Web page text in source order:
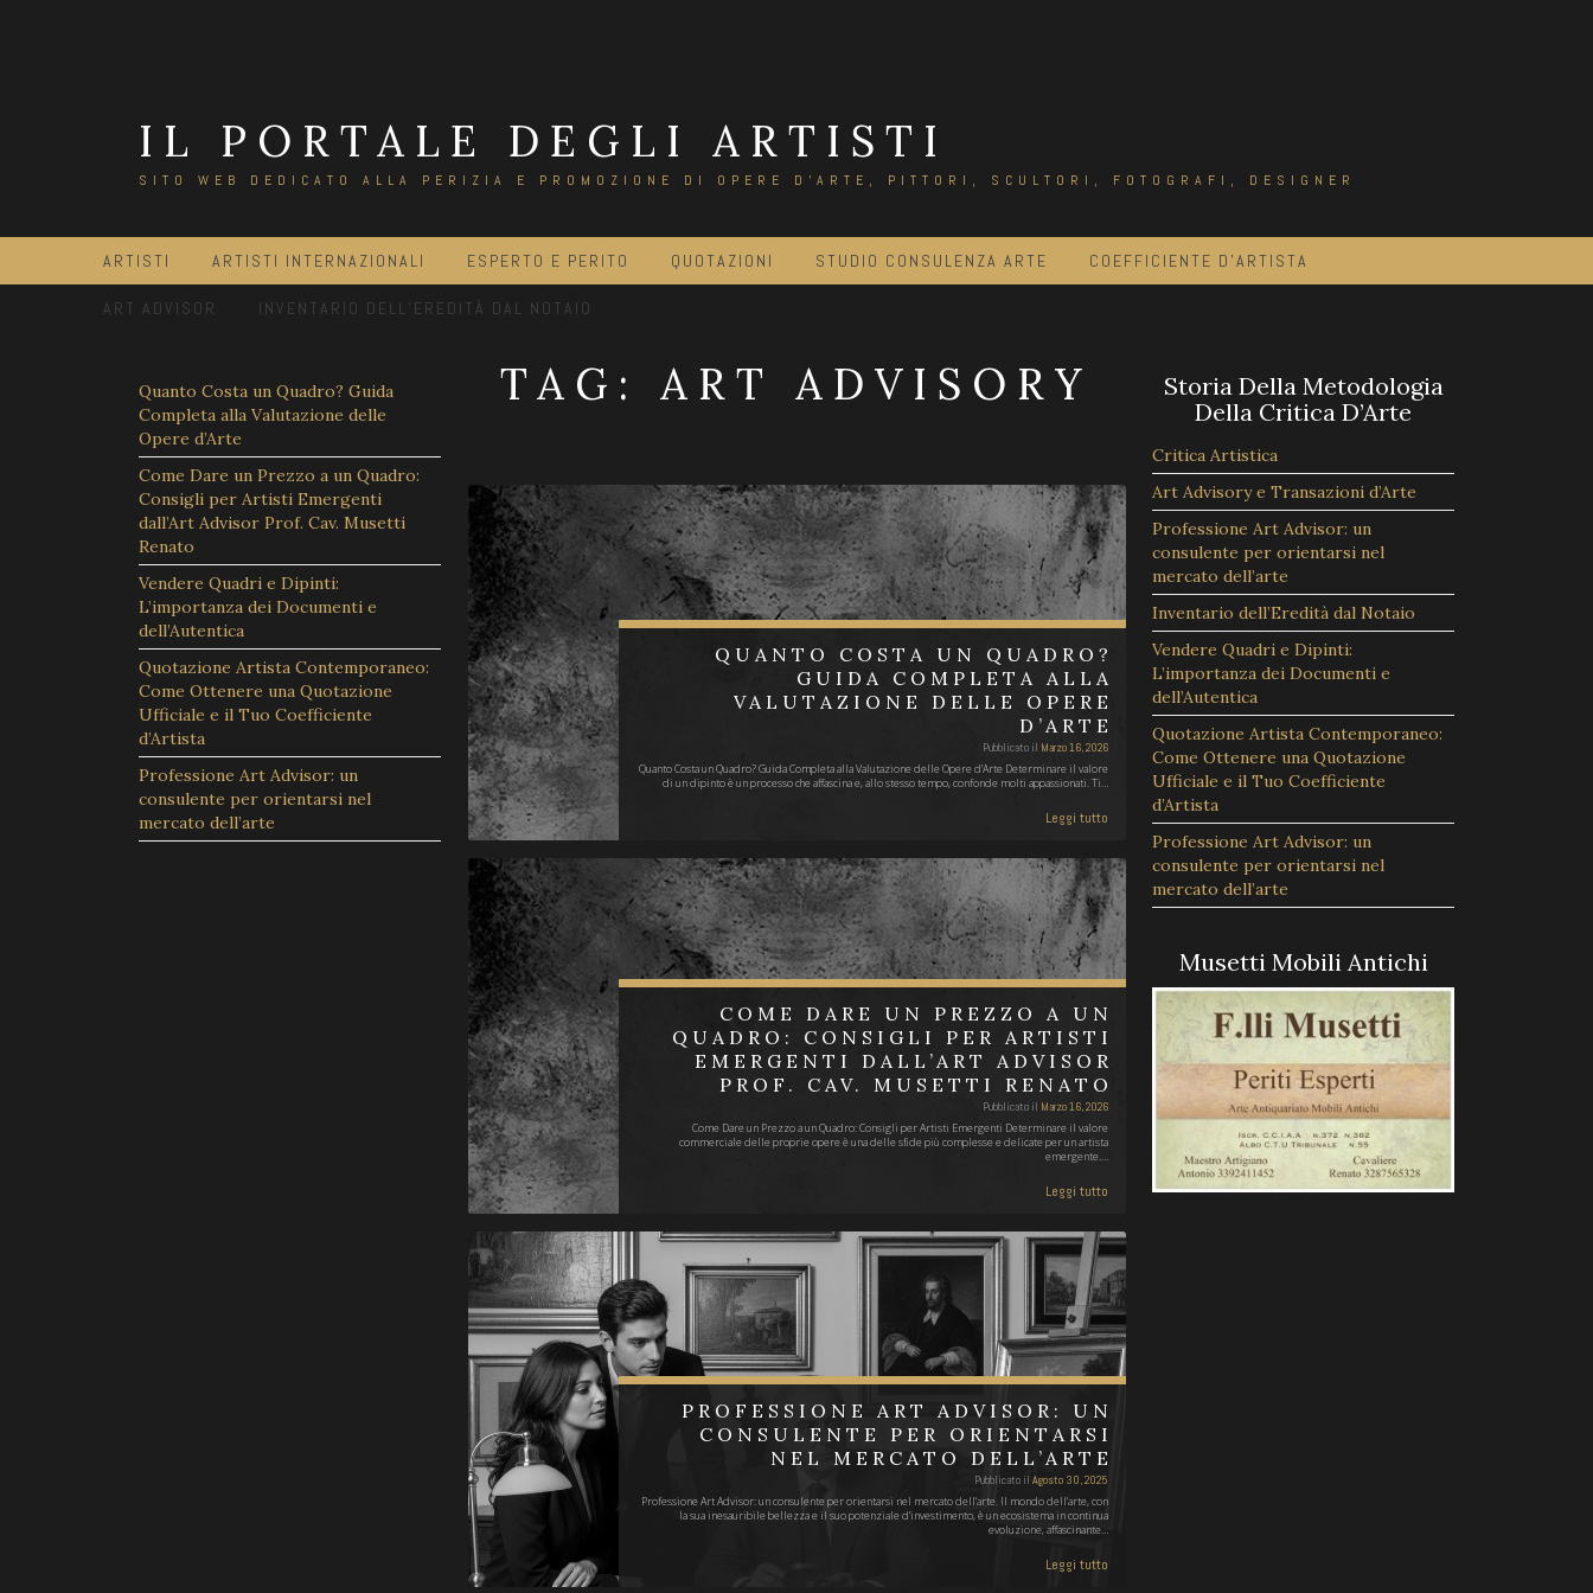
IL PORTALE DEGLI ARTISTI
SITO WEB DEDICATO ALLA PERIZIA E PROMOZIONE DI OPERE D'ARTE, PITTORI, SCULTORI, FOTOGRAFI, DESIGNER
ARTISTI ARTISTI INTERNAZIONALI ESPERTO E PERITO QUOTAZIONI STUDIO CONSULENZA ARTE COEFFICIENTE D’ARTISTA
ART ADVISOR INVENTARIO DELL’EREDITÀ DAL NOTAIO
Quanto Costa un Quadro? Guida
Completa alla Valutazione delle
Opere d’Arte
Come Dare un Prezzo a un Quadro:
Consigli per Artisti Emergenti
dall’Art Advisor Prof. Cav. Musetti
Renato
Vendere Quadri e Dipinti:
L’importanza dei Documenti e
dell’Autentica
Quotazione Artista Contemporaneo:
Come Ottenere una Quotazione
Ufficiale e il Tuo Coefficiente
d’Artista
Professione Art Advisor: un
consulente per orientarsi nel
mercato dell’arte
TAG: ART ADVISORY
QUANTO COSTA UN QUADRO?
GUIDA COMPLETA ALLA
VALUTAZIONE DELLE OPERE
D’ARTE
Pubblicato il Marzo 16, 2026
Quanto Costa un Quadro? Guida Completa alla Valutazione delle Opere d'Arte Determinare il valore
di un dipinto è un processo che affascina e, allo stesso tempo, confonde molti appassionati. Ti…
Leggi tutto
COME DARE UN PREZZO A UN
QUADRO: CONSIGLI PER ARTISTI
EMERGENTI DALL’ART ADVISOR
PROF. CAV. MUSETTI RENATO
Pubblicato il Marzo 16, 2026
Come Dare un Prezzo a un Quadro: Consigli per Artisti Emergenti Determinare il valore
commerciale delle proprie opere è una delle sfide più complesse e delicate per un artista
emergente.…
Leggi tutto
PROFESSIONE ART ADVISOR: UN
CONSULENTE PER ORIENTARSI
NEL MERCATO DELL’ARTE
Pubblicato il Agosto 30, 2025
Professione Art Advisor: un consulente per orientarsi nel mercato dell'arte. Il mondo dell'arte, con
la sua inesauribile bellezza e il suo potenziale d'investimento, è un ecosistema in continua
evoluzione, affascinante…
Leggi tutto
Storia Della Metodologia
Della Critica D’Arte
Critica Artistica
Art Advisory e Transazioni d’Arte
Professione Art Advisor: un
consulente per orientarsi nel
mercato dell’arte
Inventario dell’Eredità dal Notaio
Vendere Quadri e Dipinti:
L’importanza dei Documenti e
dell’Autentica
Quotazione Artista Contemporaneo:
Come Ottenere una Quotazione
Ufficiale e il Tuo Coefficiente
d’Artista
Professione Art Advisor: un
consulente per orientarsi nel
mercato dell’arte
Musetti Mobili Antichi